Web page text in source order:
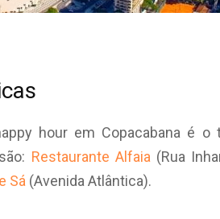
hour em Copacabana é o
Restaurante Alfaia (Rua
Sá (Avenida Atlântica).